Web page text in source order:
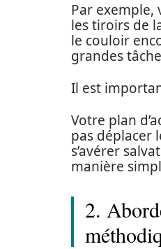
Par exemple,
les tiroirs de
le couloir
grandes
Il est
Votre plan
pas déplacer
s’avérer
manière
2.